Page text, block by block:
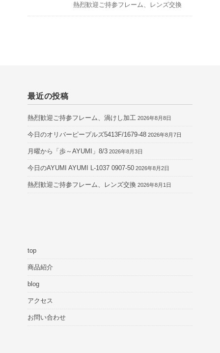
熱烈歓迎ご持参フレーム、レンズ交換
最近の投稿
熱烈歓迎ご持参フレーム、渦けし加工 2026年8月8日
今日のオリバーピープルズ5413F/1679-48 2026年8月7日
月曜から「歩～AYUMI」8/3 2026年8月3日
今日のAYUMI AYUMI L-1037 0907-50 2026年8月2日
熱烈歓迎ご持参フレーム、レンズ交換 2026年8月1日
top
商品紹介
blog
アクセス
お問い合わせ